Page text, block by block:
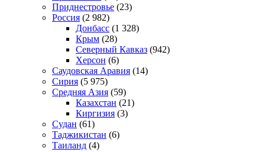
Приднестровье (23)
Россия (2 982)
Донбасс (1 328)
Крым (28)
Северный Кавказ (942)
Херсон (6)
Саудовская Аравия (14)
Сирия (5 975)
Средняя Азия (59)
Казахстан (21)
Киргизия (3)
Судан (61)
Таджикистан (6)
Таиланд (4)